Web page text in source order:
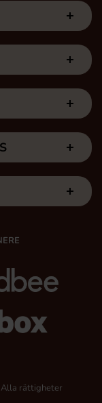
rättigheter